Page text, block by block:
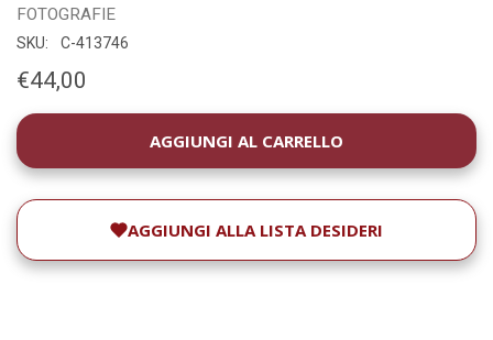
FOTOGRAFIE
SKU: C-413746
€44,00
DISPONIBILITÀ
ATTUALE:
AGGIUNGI ALLA LISTA DESIDERI